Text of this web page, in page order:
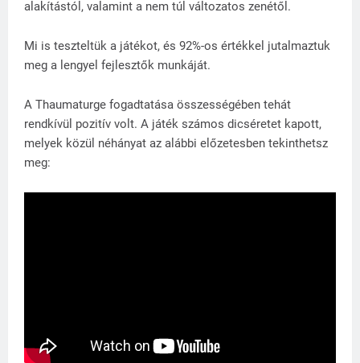
alakítástól, valamint a nem túl változatos zenétől.
Mi is teszteltük a játékot, és 92%-os értékkel jutalmaztuk
meg a lengyel fejlesztők munkáját.
A Thaumaturge fogadtatása összességében tehát
rendkívül pozitív volt. A játék számos dicséretet kapott,
melyek közül néhányat az alábbi előzetesben tekinthetsz
meg: